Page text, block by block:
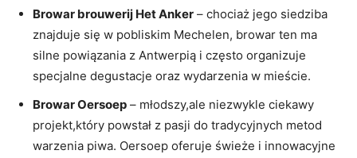
Browar brouwerij Het Anker – chociaż jego ⁤siedziba​
znajduje się⁤ w pobliskim Mechelen, browar ⁣ten ma
silne powiązania z‍ Antwerpią i często organizuje
specjalne degustacje oraz⁤ wydarzenia ‌w ‍mieście.
Browar Oersoep – młodszy,ale niezwykle ciekawy
projekt,który ⁤powstał⁢ z⁣ pasji do tradycyjnych metod
warzenia piwa. Oersoep⁣ oferuje świeże i ‍innowacyjne